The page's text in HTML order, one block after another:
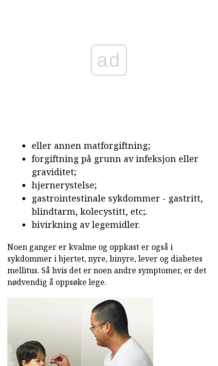
ad
eller annen matforgiftning;
forgiftning på grunn av infeksjon eller
graviditet;
hjernerystelse;
gastrointestinale sykdommer - gastritt,
blindtarm, kolecystitt, etc;.
bivirkning av legemidler.
Noen ganger er kvalme og oppkast er også i
sykdommer i hjertet, nyre, binyre, lever og diabetes
mellitus. Så hvis det er noen andre symptomer, er det
nødvendig å oppsøke lege.